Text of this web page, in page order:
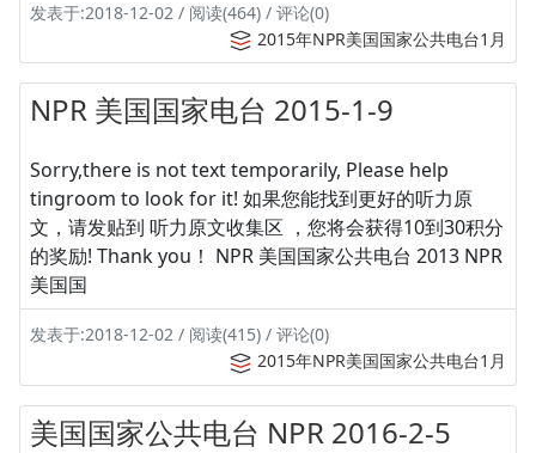
发表于:2018-12-02 / 阅读(464) / 评论(0)
2015年NPR美国国家公共电台1月
NPR 美国国家电台 2015-1-9
Sorry,there is not text temporarily, Please help
tingroom to look for it! 如果您能找到更好的听力原
文，请发贴到 听力原文收集区 ，您将会获得10到30积分
的奖励! Thank you！ NPR 美国国家公共电台 2013 NPR
美国国
发表于:2018-12-02 / 阅读(415) / 评论(0)
2015年NPR美国国家公共电台1月
美国国家公共电台 NPR 2016-2-5